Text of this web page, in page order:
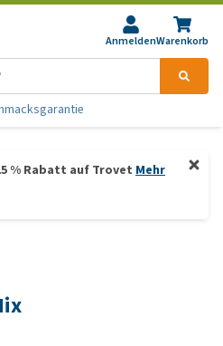
AnmeldenWarenkorb
% Rabatt auf Trovet Mehr